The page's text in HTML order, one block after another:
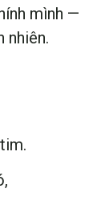
mình —
nhiên.